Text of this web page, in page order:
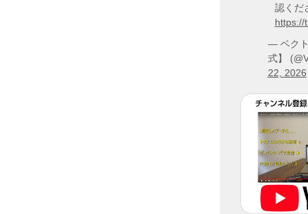
認くだ
https://
— ベク
式】
22, 2026